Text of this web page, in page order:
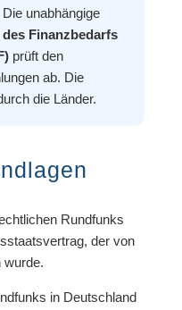
unabhängige
Finanzbedarfs
prüft den
ab. Die
die Länder.
Rundfunks
der von
wurde.
in Deutschland